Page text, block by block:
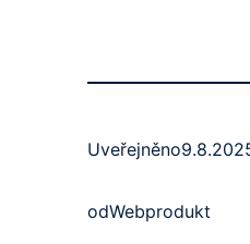
Uveřejněno
odWebprodukt